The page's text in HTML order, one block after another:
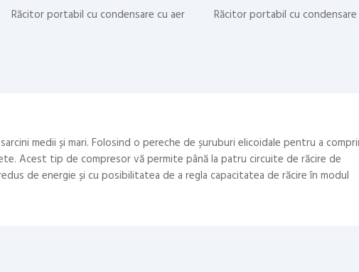
Răcitor portabil cu condensare cu aer Răcitor portabil cu
medii și mari. Folosind o pereche de șuruburi elicoidale pentru a
Acest tip de compresor văpermite până la patru circuite de răcire de
de energie și cu posibilitatea de a regla capacitatea de răcire în modul